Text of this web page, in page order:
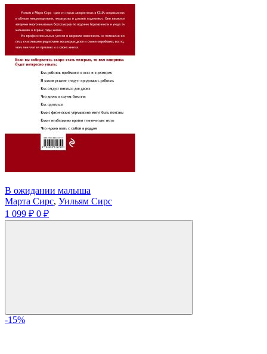
В ожидании малыша
Марта Сирс, Уильям Сирс
1 099 ₽ 0 ₽
-15%